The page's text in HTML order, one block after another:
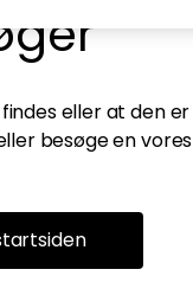
eller at den
besøge en